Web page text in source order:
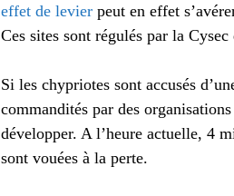
effet de levier peut en effet
Ces sites sont régulés par la
Si les chypriotes sont accusés
commandités par des
développer. A l’heure actuelle, 4
sont vouées à la perte.